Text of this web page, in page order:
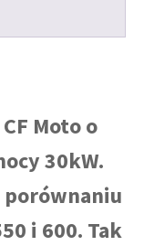
Moto o
30kW.
porównaniu
i 600. Tak